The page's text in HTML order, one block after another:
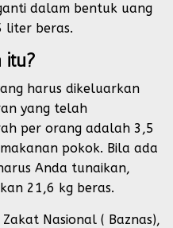
dalam bentuk uang
liter beras.
itu?
harus dikeluarkan
yang telah
per orang adalah 3,5
pokok. Bila ada
Anda tunaikan,
21,6 kg beras.
Nasional ( Baznas),